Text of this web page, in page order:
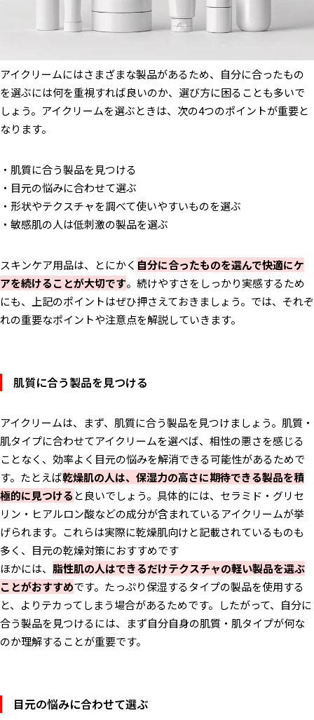
アイクリームにはさまざまな製品があるため、自分に合ったもの
を選ぶには何を重視すれば良いのか、選び方に困ることも多いで
しょう。アイクリームを選ぶときは、次の4つのポイントが重要と
なります。
・肌質に合う製品を見つける
・目元の悩みに合わせて選ぶ
・形状やテクスチャを調べて使いやすいものを選ぶ
・敏感肌の人は低刺激の製品を選ぶ
スキンケア用品は、とにかく 自分に合ったものを選んで快適にケ
アを続けることが大切です。続けやすさをしっかり実感するため
にも、上記のポイントはぜひ押さえておきましょう。では、それぞ
れの重要なポイントや注意点を解説していきます。
肌質に合う製品を見つける
アイクリームは、まず、肌質に合う製品を見つけましょう。肌質・
肌タイプに合わせてアイクリームを選べば、相性の悪さを感じる
ことなく、効率よく目元の悩みを解消できる可能性があるためで
す。たとえば乾燥肌の人は、保湿力の高さに期待できる製品を積
極的に見つける と良いでしょう。具体的には、セラミド・グリセ
リン・ヒアルロン酸などの成分が含まれているアイクリームが挙
げられます。これらは実際に乾燥肌向けと記載されているものも
多く、目元の乾燥対策におすすめです
ほかには、 脂性肌の人はできるだけテクスチャの軽い製品を選ぶ
ことがおすすめです。たっぷり保湿するタイプの製品を使用する
と、よりテカってしまう場合があるためです。したがって、自分に
合う製品を見つけるには、まず自分自身の肌質・肌タイプが何な
のか理解することが重要です。
目元の悩みに合わせて選ぶ